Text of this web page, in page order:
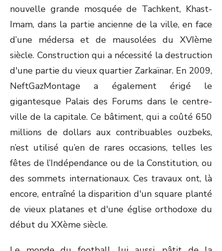
nouvelle grande mosquée de Tachkent, Khast-
Imam, dans la partie ancienne de la ville, en face
d’une médersa et de mausolées du XVIème
siècle. Construction qui a nécessité la destruction
d'une partie du vieux quartier Zarkaïnar. En 2009,
NeftGazMontage a également érigé le
gigantesque Palais des Forums dans le centre-
ville de la capitale. Ce bâtiment, qui a coûté 650
millions de dollars aux contribuables ouzbeks,
n’est utilisé qu’en de rares occasions, telles les
fêtes de l’Indépendance ou de la Constitution, ou
des sommets internationaux. Ces travaux ont, là
encore, entraîné la disparition d'un square planté
de vieux platanes et d'une église orthodoxe du
début du XXème siècle.